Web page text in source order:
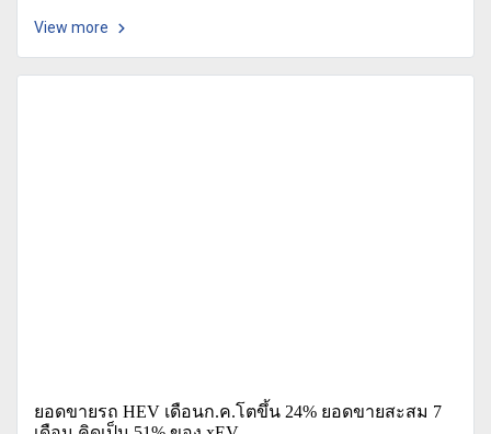
View more
ยอดขายรถ HEV เดือนก.ค.โตขึ้น 24% ยอดขายสะสม 7